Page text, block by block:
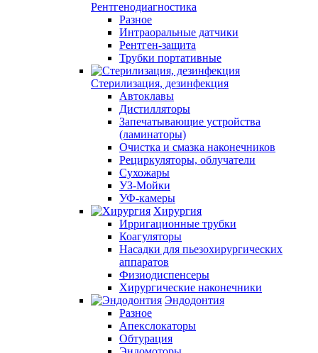
Рентгенодиагностика
Разное
Интраоральные датчики
Рентген-защита
Трубки портативные
Стерилизация, дезинфекция
Автоклавы
Дистилляторы
Запечатывающие устройства
(ламинаторы)
Очистка и смазка наконечников
Рециркуляторы, облучатели
Сухожары
УЗ-Мойки
УФ-камеры
Хирургия
Ирригационные трубки
Коагуляторы
Насадки для пьезохирургических
аппаратов
Физиодиспенсеры
Хирургические наконечники
Эндодонтия
Разное
Апекслокаторы
Обтурация